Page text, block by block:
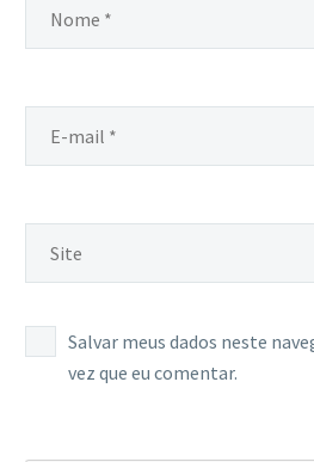
Salvar meus dados neste
vez que eu comentar.